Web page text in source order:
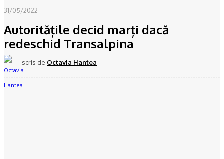
31/05/2022
Autoritățile decid marți dacă
redeschid Transalpina
scris de Octavia Hantea